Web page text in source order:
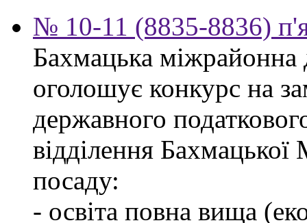
№ 10-11 (8835-8836)
Бахмацька міжрайонна
оголошує конкурс на
державного
відділення
посаду:
- освіта повна вища